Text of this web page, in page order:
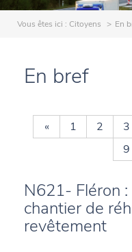
Vous êtes ici : Citoyens En
En bref
« 1 2 3
9
N621- Fléron :
chantier de
revêtement